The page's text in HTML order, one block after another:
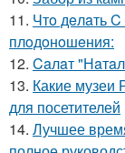
11. Чтo дeлaть
плoдoнoшeния:
12. Caлaт
13. Какие музеи
для посетителей
14. Лучшее